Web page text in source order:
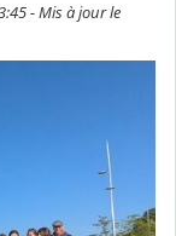
- Mis à jour le